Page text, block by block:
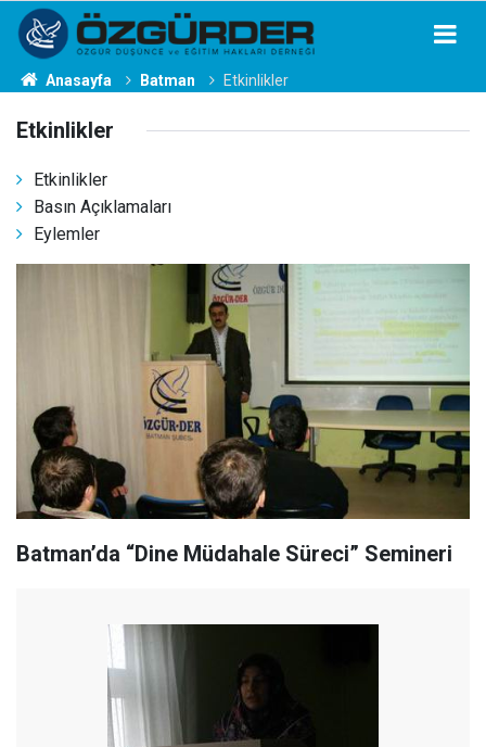
Anasayfa Batman Etkinlikler
Etkinlikler
Etkinlikler
Basın Açıklamaları
Eylemler
Batman’da “Dine Müdahale Süreci” Semineri